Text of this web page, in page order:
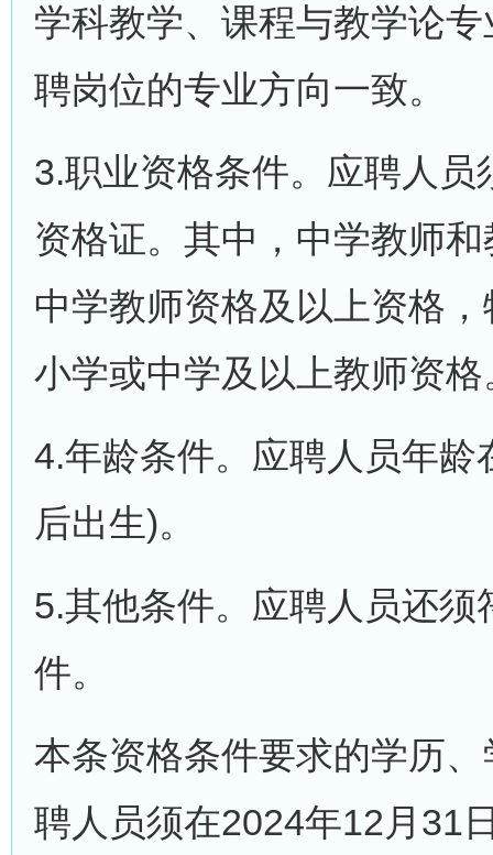
学科教学、课程与教学论
聘岗位的专业方向一致。
3.职业资格条件。应聘人
资格证。其中，中学教师
中学教师资格及以上资格
小学或中学及以上教师资格
4.年龄条件。应聘人员年
后出生)。
5.其他条件。应聘人员还
件。
本条资格条件要求的学历
聘人员须在2024年12月31